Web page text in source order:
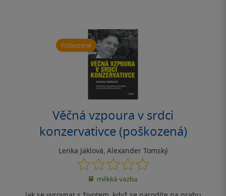
Poškozené
Věčná vzpoura v srdci
konzervativce (poškozená)
Lenka Jaklová, Alexander Tomský
0.0
z
5
měkká vazba